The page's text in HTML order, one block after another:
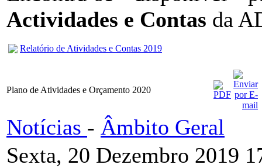
Actividades e Contas da
Relatório de Atividades e Contas 2019
Plano de Atividades e Orçamento 2020
Notícias - Âmbito Geral
Sexta, 20 Dezembro 2019